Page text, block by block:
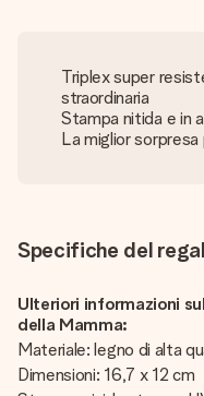
Triplex super
straordinaria
Stampa nitida e in
La miglior
Specifiche del
Ulteriori informazioni
della Mamma:
Materiale: legno di alta
Dimensioni: 16,7 x 12 cm